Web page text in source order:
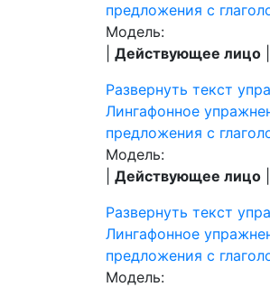
предложения с
Модель:
Действующее лицо
Развернуть текст
Лингафонное
предложения с
Модель:
Действующее лицо
Развернуть текст
Лингафонное
предложения с
Модель: